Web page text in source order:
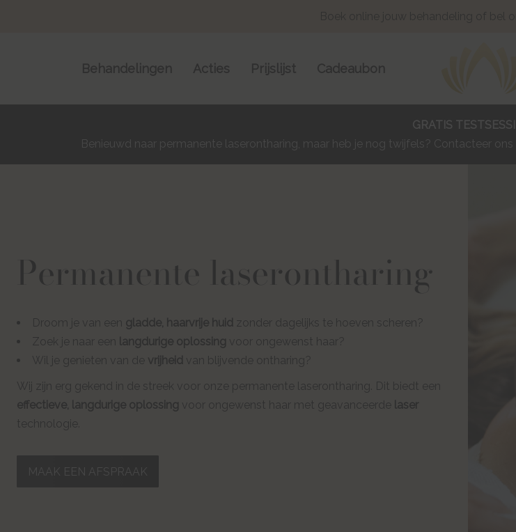
Behandelingen Acties Prijslijst Cadeaubon
GRATIS
Benieuwd naar permanente laserontharing, maar heb je nog twijfels? Contacteer
Permanente laserontharing
Droom je van een gladde, haarvrije huid zonder dagelijks te hoeven scheren?
Zoek je naar een
langdurige oplossing voor ongewenst haar?
Wil je genieten van de vrijheid
van blijvende ontharing?
Wij zijn erg gekend in de streek voor onze permanente laserontharing. Dit biedt een
effectieve, langdurige oplossing voor ongewenst haar met geavanceerde
laser
technologie.
MAAK EEN AFSPRAAK